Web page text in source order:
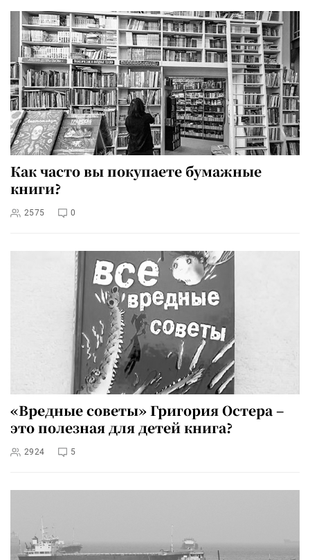
Как часто вы покупаете бумажные
книги?
2575 0
«Вредные советы» Григория Остера –
это полезная для детей книга?
2924 5